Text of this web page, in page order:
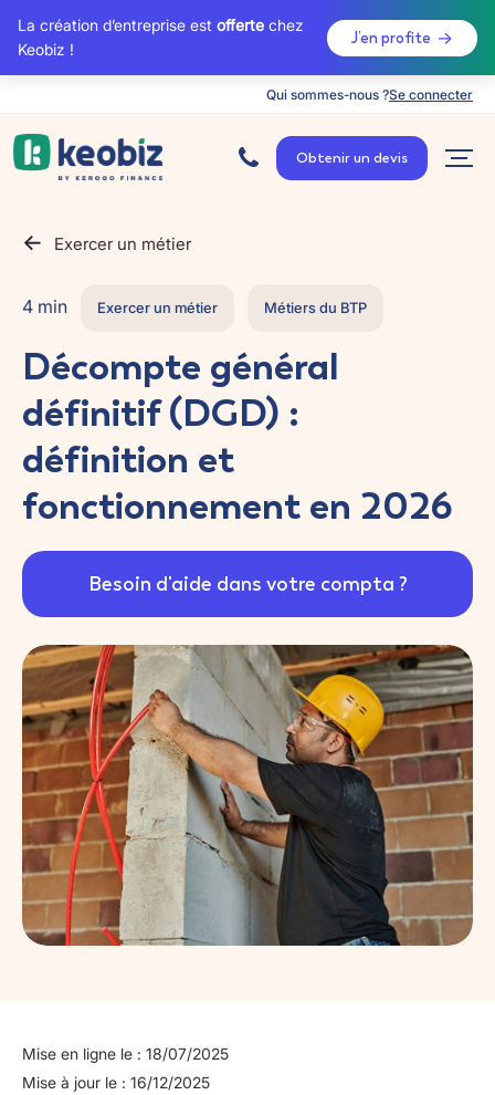
La création d’entreprise est offerte chez
Keobiz !
J’en profite
Qui sommes-nous ?Se connecter
c
c
u
l
Obtenir un devis
Exercer un métier
4 min Exercer un métier Métiers du BTP
Décompte général
définitif (DGD) :
définition et
fonctionnement en 2026
Besoin d'aide dans votre compta ?
Mise en ligne le : 18/07/2025
Mise à jour le : 16/12/2025